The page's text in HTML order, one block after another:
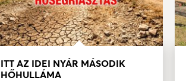
ITT AZ IDEI NYÁR MÁSODIK
HŐHULLÁMA